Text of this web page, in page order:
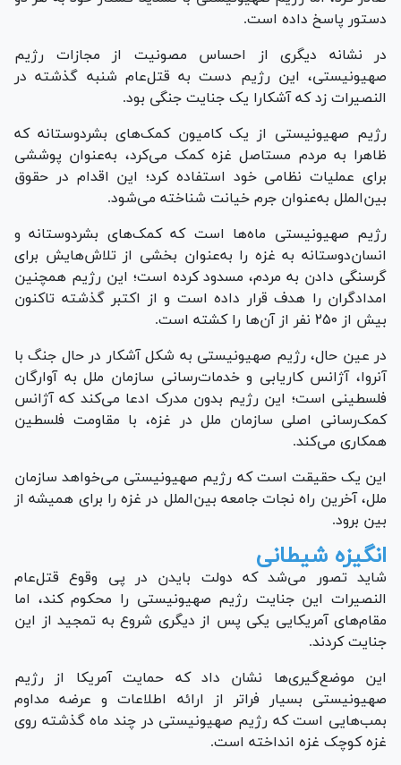
دستور پاسخ داده است.
در نشانه دیگری از احساس مصونیت از مجازات رژیم
صهیونیستی، این رژیم دست به قتل‌عام شنبه گذشته در
النصیرات زد که آشکارا یک جنایت جنگی بود.
رژیم صهیونیستی از یک کامیون کمک‌های بشردوستانه که
ظاهرا به مردم مستاصل غزه کمک می‌کرد، به‌عنوان پوششی
برای عملیات نظامی خود استفاده کرد؛ این اقدام در حقوق
بین‌الملل به‌عنوان جرم خیانت شناخته می‌شود.
رژیم صهیونیستی ماه‌ها است که کمک‌های بشردوستانه و
انسان‌دوستانه به غزه را به‌عنوان بخشی از تلاش‌هایش برای
گرسنگی دادن به مردم، مسدود کرده است؛ این رژیم همچنین
امدادگران را هدف قرار داده است و از اکتبر گذشته تاکنون
بیش از ۲۵۰ نفر از آن‌ها را کشته است.
در عین حال، رژیم صهیونیستی به شکل آشکار در حال جنگ با
آنروا، آژانس کاریابی و خدمات‌رسانی سازمان ملل به آوارگان
فلسطینی است؛ این رژیم بدون مدرک ادعا می‌کند که آژانس
کمک‌رسانی اصلی سازمان ملل در غزه، با مقاومت فلسطین
همکاری می‌کند.
این یک حقیقت است که رژیم صهیونیستی می‌خواهد سازمان
ملل، آخرین راه نجات جامعه بین‌الملل در غزه را برای همیشه از
بین برود.
انگیزه شیطانی
شاید تصور می‌شد که دولت بایدن در پی وقوع قتل‌عام
النصیرات این جنایت رژیم صهیونیستی را محکوم کند، اما
مقام‌های آمریکایی یکی پس از دیگری شروع به تمجید از این
جنایت کردند.
این موضع‌گیری‌ها نشان داد که حمایت آمریکا از رژیم
صهیونیستی بسیار فراتر از ارائه اطلاعات و عرضه مداوم
بمب‌هایی است که رژیم صهیونیستی در چند ماه گذشته روی
غزه کوچک غزه انداخته است.